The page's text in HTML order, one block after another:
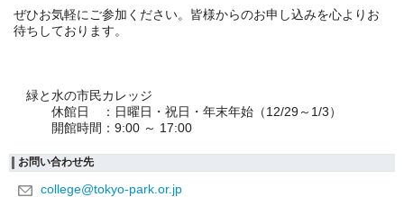
ぜひお気軽にご参加ください。皆様からのお申し込みを心よりお
待ちしております。
緑と水の市民カレッジ
休館日 ：日曜日・祝日・年末年始（12/29～1/3）
開館時間：9:00 ～ 17:00
お問い合わせ先
college@tokyo-park.or.jp